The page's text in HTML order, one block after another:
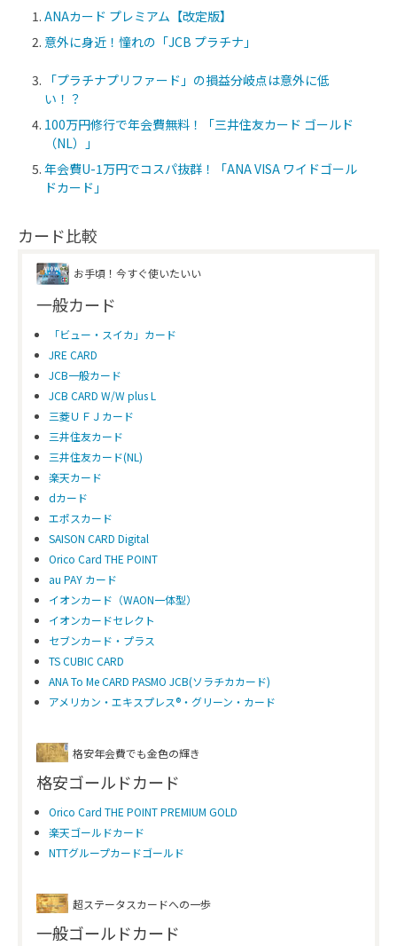
ANAカード プレミアム【改定版】
意外に身近！憧れの「JCB プラチナ」
「プラチナプリファード」の損益分岐点は意外に低
い！？
100万円修行で年会費無料！「三井住友カード ゴールド
（NL）」
年会費U-1万円でコスパ抜群！「ANA VISA ワイドゴール
ドカード」
カード比較
お手頃！今すぐ使いたいい
一般カード
「ビュー・スイカ」カード
JRE CARD
JCB一般カード
JCB CARD W/W plus L
三菱ＵＦＪカード
三井住友カード
三井住友カード(NL)
楽天カード
dカード
エポスカード
SAISON CARD Digital
Orico Card THE POINT
au PAY カード
イオンカード（WAON一体型）
イオンカードセレクト
セブンカード・プラス
TS CUBIC CARD
ANA To Me CARD PASMO JCB(ソラチカカード)
アメリカン・エキスプレス®・グリーン・カード
格安年会費でも金色の輝き
格安ゴールドカード
Orico Card THE POINT PREMIUM GOLD
楽天ゴールドカード
NTTグループカードゴールド
超ステータスカードへの一歩
一般ゴールドカード